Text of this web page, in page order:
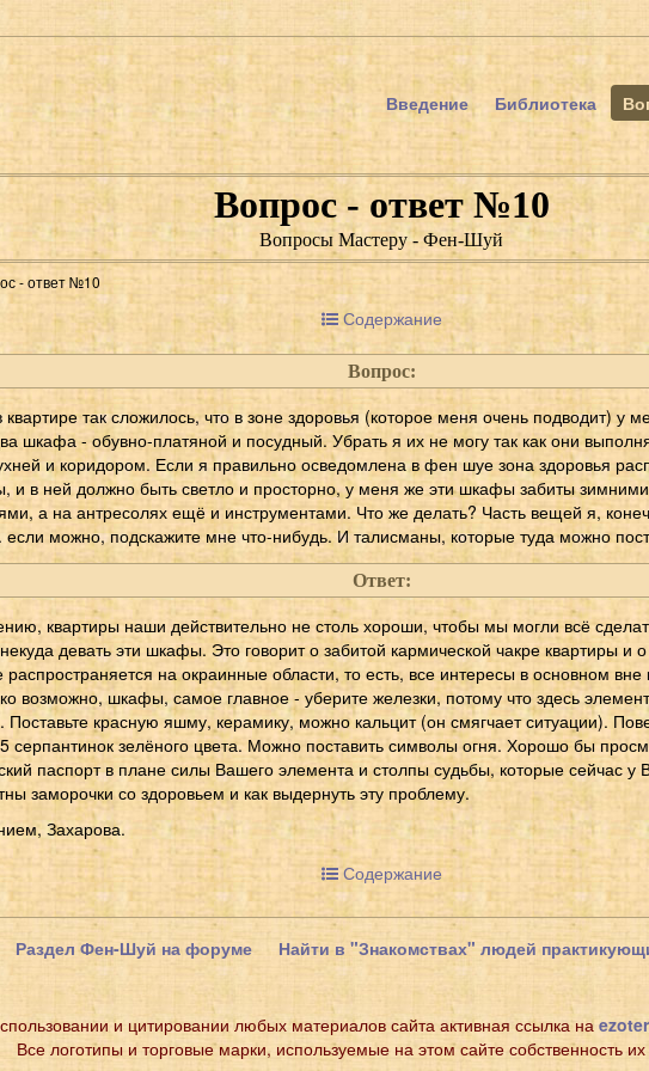
Введение Библиотека
Вопрос - ответ №10
Вопросы Мастеру - Фен-Шуй
- ответ №10
Содержание
Вопрос:
так сложилось, что в зоне здоровья (которое меня очень подводит) у
шкафа - обувно-платяной и посудный. Убрать я их не могу так как они
и коридором. Если я правильно осведомлена в фен шуе зона здоровья
и в ней должно быть светло и просторно, у меня же эти шкафы забиты
а на антресолях ещё и инструментами. Что же делать? Часть вещей я,
если можно, подскажите мне что-нибудь. И талисманы, которые туда можно
Ответ:
квартиры наши действительно не столь хороши, чтобы мы могли всё
девать эти шкафы. Это говорит о забитой кармической чакре квартиры и
распространяется на окраинные области, то есть, все интересы в основном вне
возможно, шкафы, самое главное - уберите железки, потому что здесь
Поставьте красную яшму, керамику, можно кальцит (он смягчает ситуации).
серпантинок зелёного цвета. Можно поставить символы огня. Хорошо бы
паспорт в плане силы Вашего элемента и столпы судьбы, которые сейчас у
заморочки со здоровьем и как выдернуть эту проблему.
Захарова.
Содержание
Раздел Фен-Шуй на форуме Найти в "Знакомствах" людей
и цитировании любых материалов сайта активная ссылка на
Все логотипы и торговые марки, используемые на этом сайте собственность